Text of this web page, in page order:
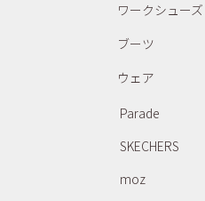
ワークシューズ
ブーツ
ウェア
Parade
SKECHERS
moz